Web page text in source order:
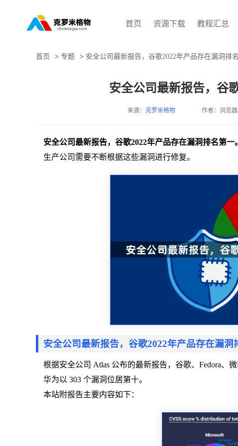
首页 资源下载 教程汇总
首页 > 专题 > 安全公司最新报告，谷歌2022年产品存在漏洞排
安全公司最新报告，谷
来源： 克罗米格物 作者：浏览
安全公司最新报告，谷歌2022年产品存在漏洞排名第一。
生产公司需要不断根据这些漏洞进行修复。
安全公司最新报告，谷歌2022年产品存在漏洞
根据安全公司 Atlas 公布的最新报告，谷歌、Fedora、
华为以 303 个漏洞位居第十。
本站附报告主要内容如下：